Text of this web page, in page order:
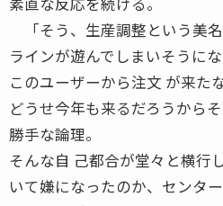
「そう、生産調整という美名
ラインが遊んでしまいそうに
このユーザーから注文 が来たな
どうせ今年も来るだろうから
勝手な論理。
そんな自 己都合が堂々と横
いて嫌になったのか、センタ